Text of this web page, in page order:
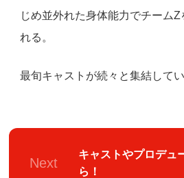
じめ並外れた身体能力でチーム
れる。
最旬キャストが続々と集結して
Next
キャストやプロデュ
ら！